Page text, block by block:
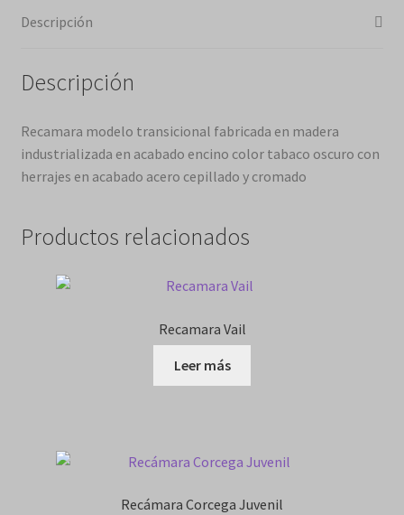
Descripción
Descripción
Recamara modelo transicional fabricada en madera
industrializada en acabado encino color tabaco oscuro con
herrajes en acabado acero cepillado y cromado
Productos relacionados
Recamara Vail
Leer más
Recámara Corcega Juvenil